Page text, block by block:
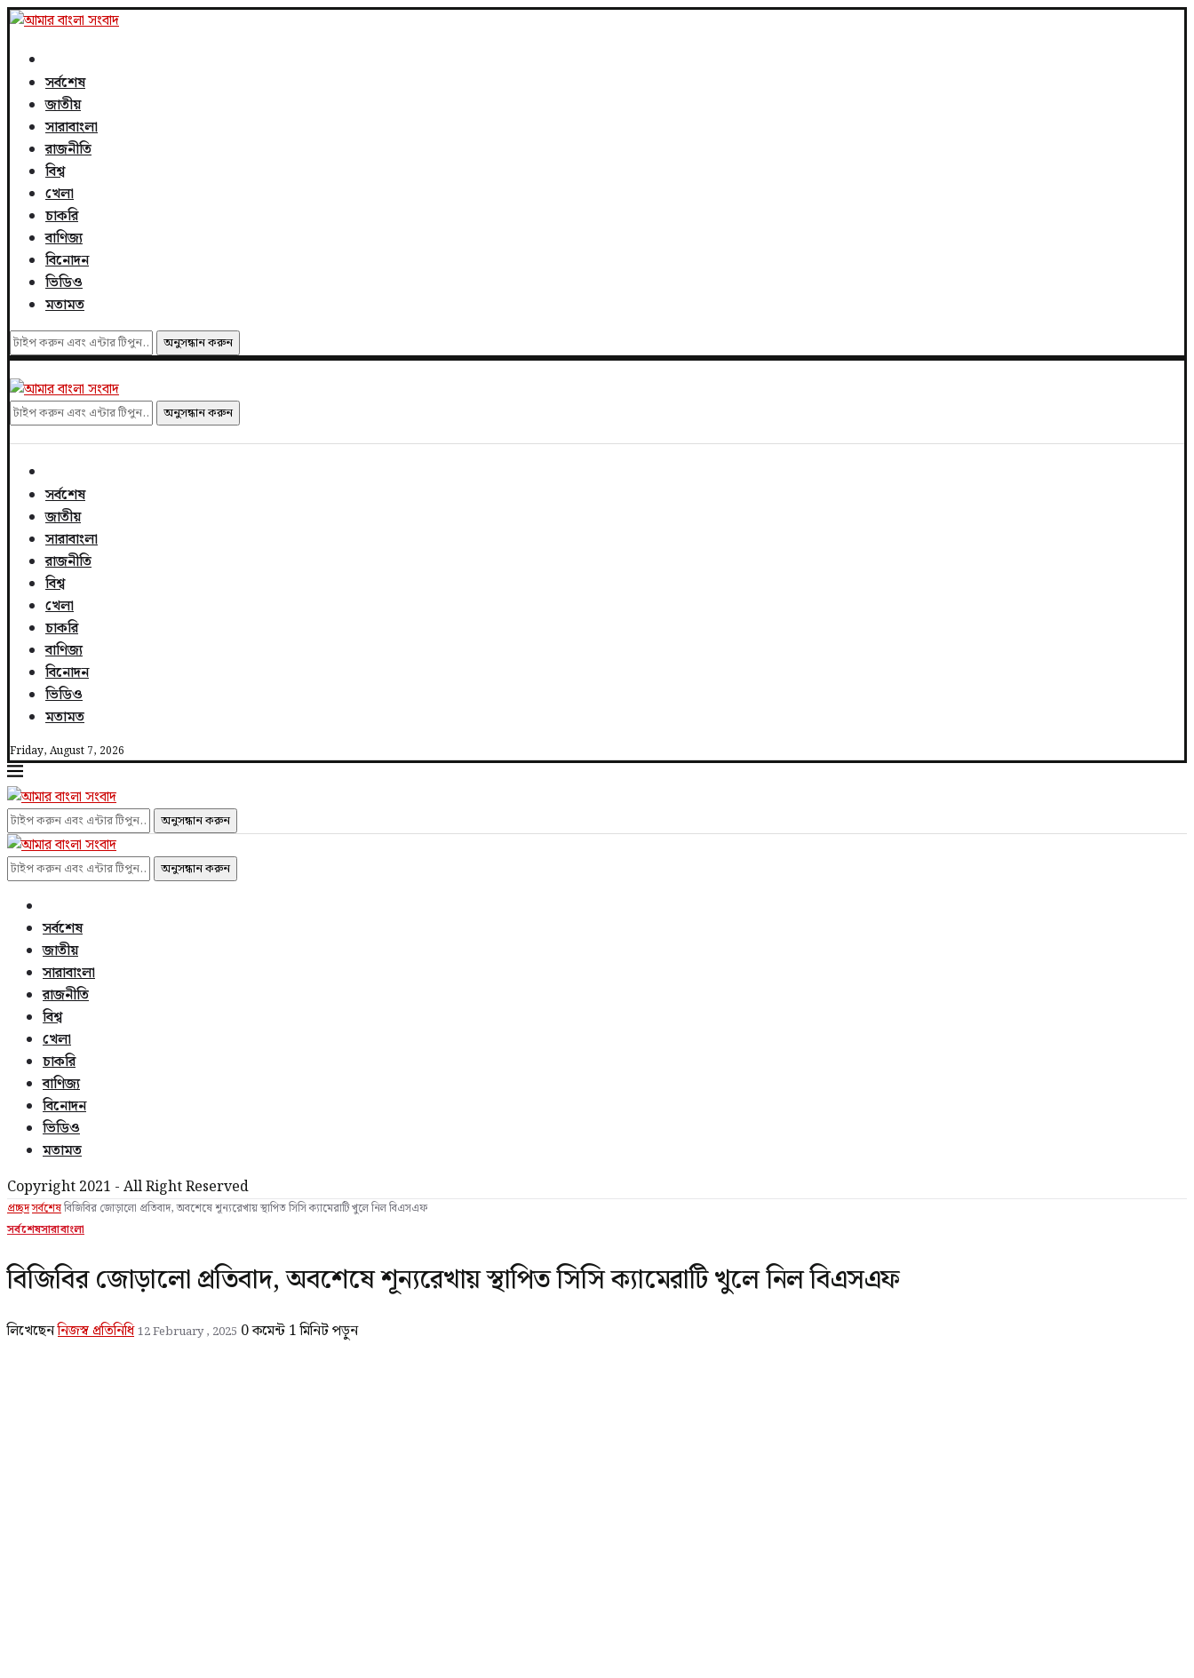
সর্বশেষ
জাতীয়
সারাবাংলা
রাজনীতি
বিশ্ব
খেলা
চাকরি
বাণিজ্য
বিনোদন
ভিডিও
মতামত
অনুসন্ধান করুন
অনুসন্ধান করুন
সর্বশেষ
জাতীয়
সারাবাংলা
রাজনীতি
বিশ্ব
খেলা
চাকরি
বাণিজ্য
বিনোদন
ভিডিও
মতামত
Friday, August 7, 2026
অনুসন্ধান করুন
অনুসন্ধান করুন
সর্বশেষ
জাতীয়
সারাবাংলা
রাজনীতি
বিশ্ব
খেলা
চাকরি
বাণিজ্য
বিনোদন
ভিডিও
মতামত
Copyright 2021 - All Right Reserved
প্রচ্ছদসর্বশেষবিজিবির জোড়ালো প্রতিবাদ, অবশেষে শূন্যরেখায় স্থাপিত সিসি ক্যামেরাটি খুলে নিল বিএসএফ
সর্বশেষসারাবাংলা
বিজিবির জোড়ালো প্রতিবাদ, অবশেষে শূন্যরেখায় স্থাপিত সিসি ক্যামেরাটি খুলে নিল বিএসএফ
লিখেছেননিজস্ব প্রতিনিধি12 February , 2025 0 কমেন্ট 1 মিনিট পড়ুন